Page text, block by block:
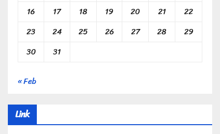
16
17 18 19 20 21
22
23
24 25 26 27 28
29
30
31
« Feb
Link